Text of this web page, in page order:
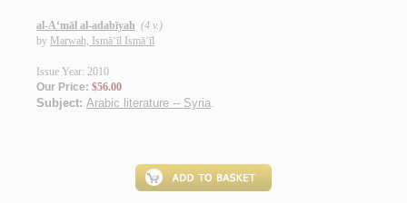
al-A‘māl al-adabīyah (4 v.)
by Marwah, Ismā‘īl Ismā‘īl
Issue Year: 2010
Our Price: $56.00
Subject: Arabic literature -- Syria.